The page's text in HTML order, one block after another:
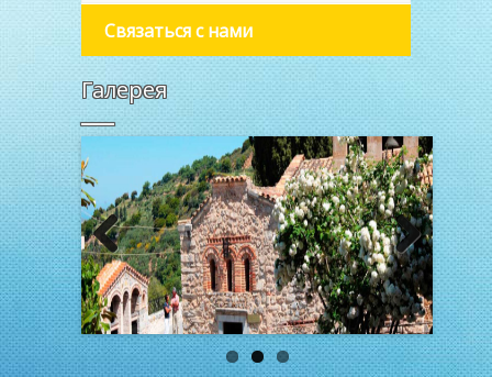
Связаться с нами
Галерея
Previous Next